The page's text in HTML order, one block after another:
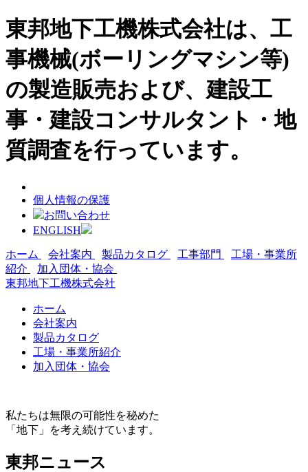
東邦地下工機株式会社は、工
事機械(ボーリングマシン等)
の製造販売および、建設工
事・建設コンサルタント・地
質調査を行っています。
個人情報の保護
お問い合わせ
ENGLISH
ホーム 会社案内 製品カタログ 工事部門
工場・事業所
紹介
加入団体・協会
東邦地下工機株式会社
ホーム
会社案内
製品カタログ
工場・事業所紹介
加入団体・協会
私たちは無限の可能性を秘めた
「地下」を考え続けています。
東邦ニュース